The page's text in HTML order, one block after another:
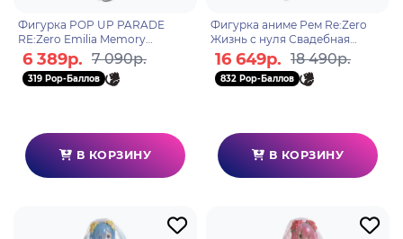
Фигурка POP UP PARADE
RE:Zero Emilia Memory
4580416945356
6 389р. 7 090р.
319 Pop-Баллов
В КОРЗИНУ
Фигурка аниме Рем Re:Zero
Жизнь с нуля Свадебная
Версия
Re:ZERO Starting Life in Anothe
r World Rem W
16 649р. 18 490р.
832 Pop-Баллов
В КОРЗИНУ